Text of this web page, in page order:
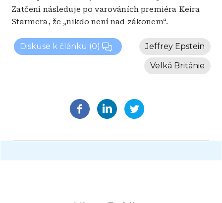
Zatčení následuje po varováních premiéra Keira
Starmera, že „nikdo není nad zákonem“.
Diskuse k článku (0) Jeffrey Epstein
Velká Británie